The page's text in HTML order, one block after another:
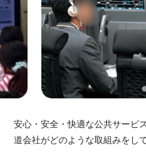
安心・安全・快適な公共サービ
道会社がどのような取組みをし